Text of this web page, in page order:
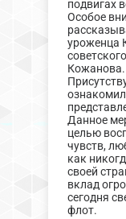
подвигах
Особое
уроженца
Кожанова.
Данное
целью
чувств,
как
своей
вклад
сегодня
флот.